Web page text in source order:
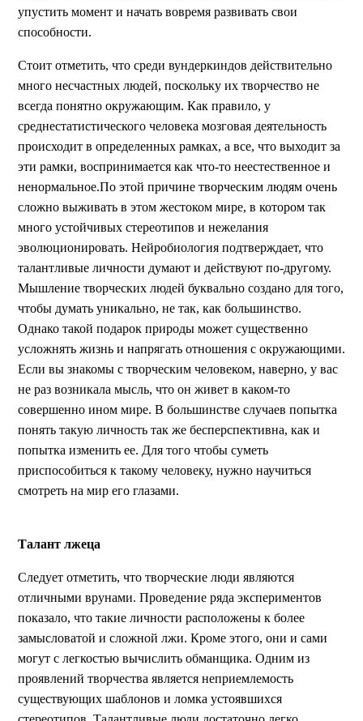
упустить момент и начать вовремя развивать свои
способности.
Стоит отметить, что среди вундеркиндов действительно
много несчастных людей, поскольку их творчество не
всегда понятно окружающим. Как правило, у
среднестатистического человека мозговая деятельность
происходит в определенных рамках, а все, что выходит за
эти рамки, воспринимается как что-то неестественное и
ненормальное.По этой причине творческим людям очень
сложно выживать в этом жестоком мире, в котором так
много устойчивых стереотипов и нежелания
эволюционировать. Нейробиология подтверждает, что
талантливые личности думают и действуют по-другому.
Мышление творческих людей буквально создано для того,
чтобы думать уникально, не так, как большинство.
Однако такой подарок природы может существенно
усложнять жизнь и напрягать отношения с окружающими.
Если вы знакомы с творческим человеком, наверно, у вас
не раз возникала мысль, что он живет в каком-то
совершенно ином мире. В большинстве случаев попытка
понять такую личность так же бесперспективна, как и
попытка изменить ее. Для того чтобы суметь
приспособиться к такому человеку, нужно научиться
смотреть на мир его глазами.
Талант лжеца
Следует отметить, что творческие люди являются
отличными врунами. Проведение ряда экспериментов
показало, что такие личности расположены к более
замысловатой и сложной лжи. Кроме этого, они и сами
могут с легкостью вычислить обманщика. Одним из
проявлений творчества является неприемлемость
существующих шаблонов и ломка устоявшихся